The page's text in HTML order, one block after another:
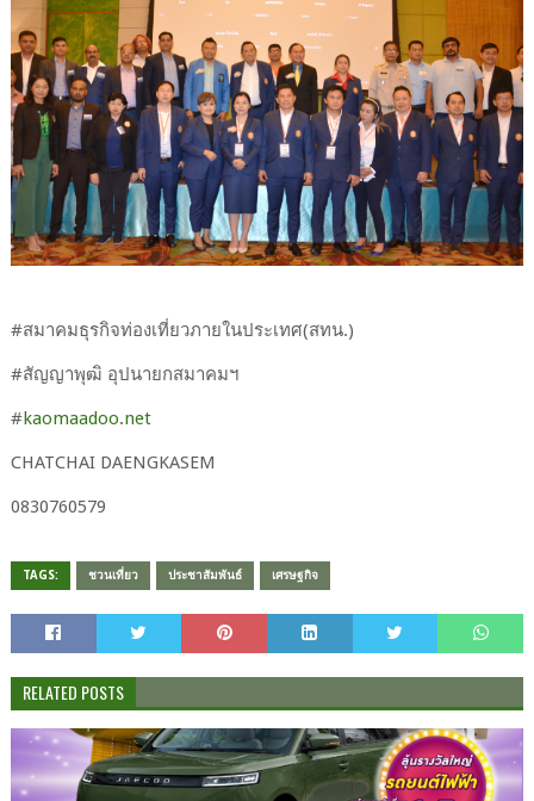
#​สมาคม​ธุรกิจ​ท่องเที่ยว​ภาย​ในประเทศ​(สทน.)​
#​สัญญา​พุฒิ​ อุปนายก​สมาคม​ฯ
#​kaomaadoo.net
CHATCHAI​ ​DAENGKASEM
0830760579​
TAGS: ชวนเที่ยว ประชาสัมพันธ์ เศรษฐกิจ
RELATED POSTS